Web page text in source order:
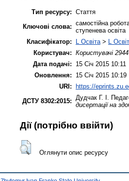
Тип ресурсу: Стаття
Ключові слова: самостійна
ступенева освіта
Класифікатор:
L Освіта > L
Користувач: Користувачі
Дата подачі:
15 Січ 2015 10:11
Оновлення:
15 Січ 2015 10:19
URI: https://
ДСТУ 8302:2015:
Дудчак Г. І.
дисертації на
Дії ​​(потрібно ввійти)
Оглянути опис ресурсу